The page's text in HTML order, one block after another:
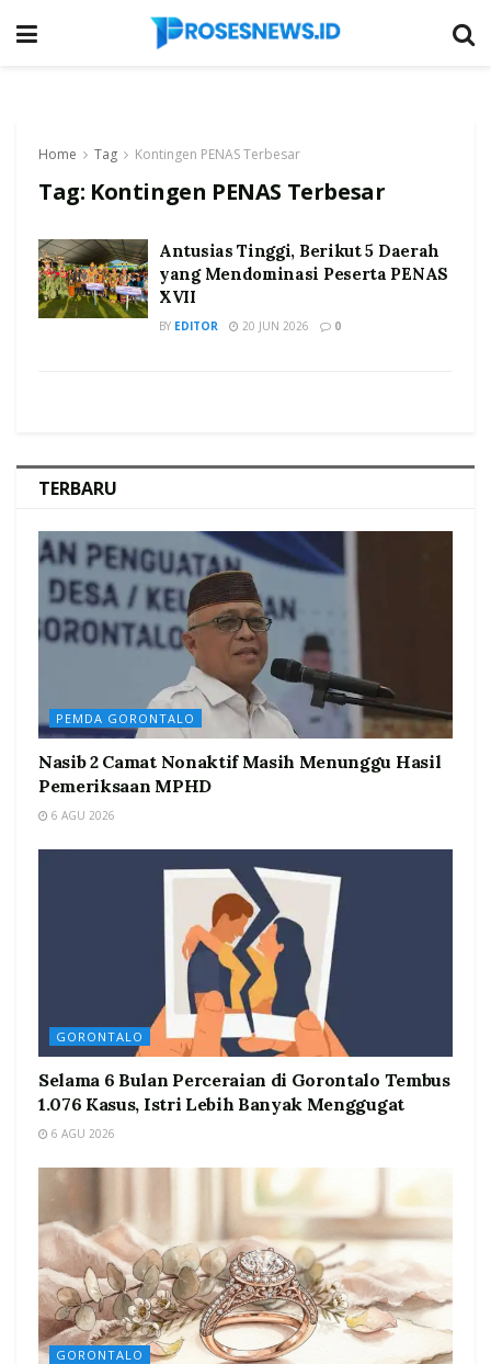
Home Tag Kontingen PENAS Terbesar
Tag: Kontingen PENAS Terbesar
Antusias Tinggi, Berikut 5 Daerah
yang Mendominasi Peserta PENAS
XVII
BY EDITOR 20 JUN 2026 0
TERBARU
PEMDA GORONTALO
Nasib 2 Camat Nonaktif Masih Menunggu Hasil
Pemeriksaan MPHD
6 AGU 2026
GORONTALO
Selama 6 Bulan Perceraian di Gorontalo Tembus
1.076 Kasus, Istri Lebih Banyak Menggugat
6 AGU 2026
GORONTALO